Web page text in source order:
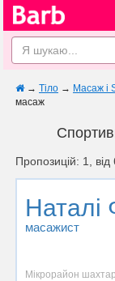
→ Тіло → Масаж і
масаж
Пропозицій: 1,
Наталі
масажист
Мікрорайон